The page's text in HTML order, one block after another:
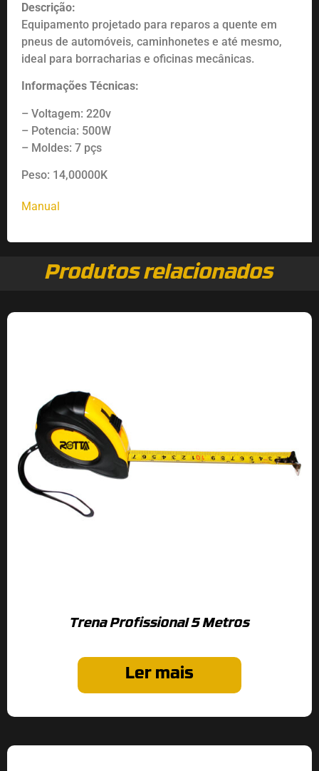
Descrição:
Equipamento projetado para reparos a quente em
pneus de automóveis, caminhonetes e até mesmo,
ideal para borracharias e oficinas mecânicas.
Informações Técnicas:
– Voltagem: 220v
– Potencia: 500W
– Moldes: 7 pçs
Peso: 14,00000K
Manual
Produtos relacionados
Trena Profissional 5 Metros
Ler mais